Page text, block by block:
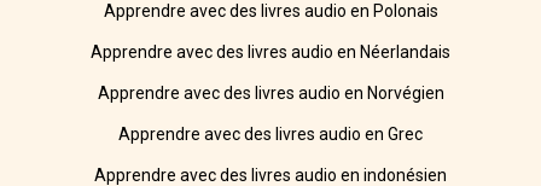
Apprendre avec des livres audio en Polonais
Apprendre avec des livres audio en Néerlandais
Apprendre avec des livres audio en Norvégien
Apprendre avec des livres audio en Grec
Apprendre avec des livres audio en indonésien